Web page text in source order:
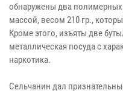
обнаружены два полимерных
массой, весом 210 гр.,
Кроме этого, изъяты две
металлическая посуда с
наркотика.
Сельчанин дал